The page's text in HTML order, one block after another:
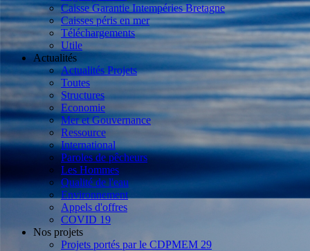
Caisse Garantie Intempéries Bretagne
Caisses péris en mer
Téléchargements
Utile
Actualités
Actualités Projets
Toutes
Structures
Economie
Mer et Gouvernance
Ressource
International
Paroles de pêcheurs
Les Hommes
Qualité de l'eau
Environnement
Appels d'offres
COVID 19
Nos projets
Projets portés par le CDPMEM 29